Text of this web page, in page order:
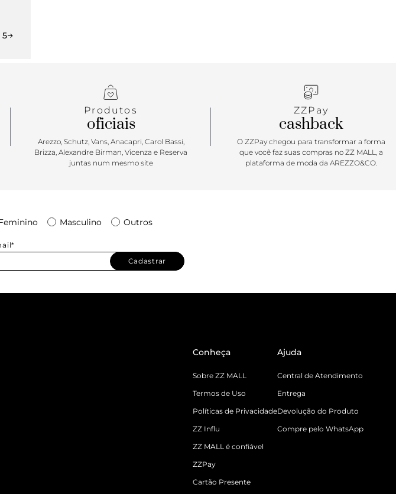
5
Produtos
oficiais
Arezzo, Schutz, Vans, Anacapri, Carol Bassi,
Brizza, Alexandre Birman, Vicenza e Reserva
juntas num mesmo site
ZZPay
cashback
O ZZPay chegou para transformar a forma
que você faz suas compras no ZZ MALL, a
plataforma de moda da AREZZO&CO.
Masculino Outros
Cadastrar
Conheça
Sobre ZZ MALL
Termos de Uso
Políticas de Privacidade
ZZ Influ
ZZ MALL é confiável
ZZPay
Cartão Presente
Ajuda
Central de Atendimento
Entrega
Devolução do Produto
Compre pelo WhatsApp